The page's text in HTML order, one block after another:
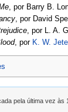
, por Barry B.
, por David
, por L. A.
, por K. W.
pela última vez às